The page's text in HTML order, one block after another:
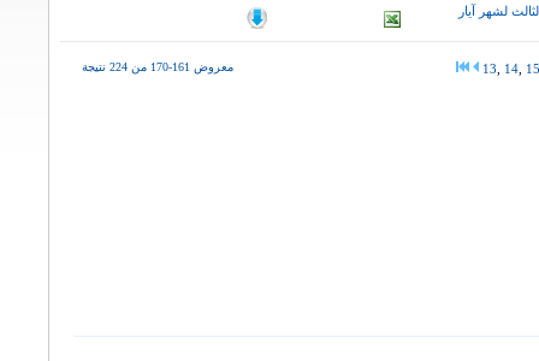
لشهر آيار
معروض 161-170 من 224 نتيجة 13 14 15